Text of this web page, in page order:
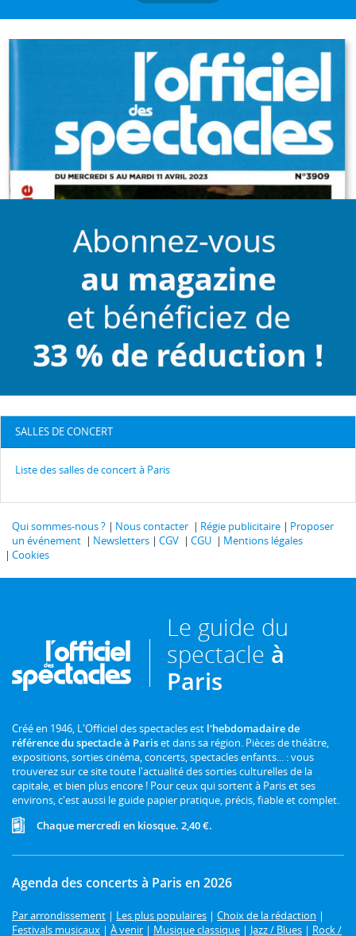
SALLES DE CONCERT
Liste des salles de concert à Paris
Qui sommes-nous ? Nous contacter Régie publicitaire
Proposer
un événement
Newsletters CGV CGU
Mentions légales
Cookies
Le guide du
spectacle à
Paris
Créé en 1946, L'Officiel des spectacles est l'hebdomadaire de
référence du spectacle à Pariset dans sa région. Pièces de théâtre,
expositions, sorties cinéma, concerts, spectacles enfants... : vous
trouverez sur ce site toute l'actualité des sorties culturelles de la
capitale, et bien plus encore ! Pour ceux qui sortent à Paris et ses
environs, c'est aussi le guide papier pratique, précis, fiable et complet.
Chaque mercredi en kiosque. 2,40 €.
Agenda des concerts à Paris en 2026
Par arrondissement | Les plus populaires | Choix de la rédaction |
Festivals musicaux | À venir | Musique classique | Jazz / Blues | Rock /